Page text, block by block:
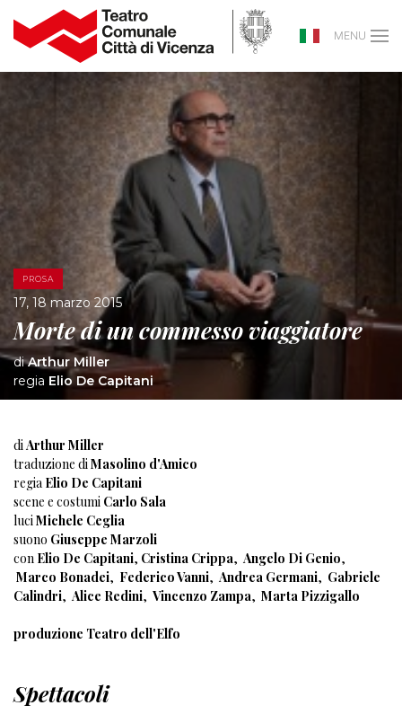
MENU
PROSA
17, 18 marzo 2015
Morte di un commesso viaggiatore
diArthur Miller
regia Elio De Capitani
diArthur Miller
traduzione diMasolino d'Amico
regia Elio De Capitani
scene e costumi Carlo Sala
luciMichele Ceglia
suono Giuseppe Marzoli
con Elio De Capitani, Cristina Crippa, Angelo Di Genio,
Marco Bonadei, Federico Vanni, Andrea Germani, Gabriele
Calindri, Alice Redini, Vincenzo Zampa, Marta Pizzigallo
produzione Teatro dell'Elfo
Spettacoli